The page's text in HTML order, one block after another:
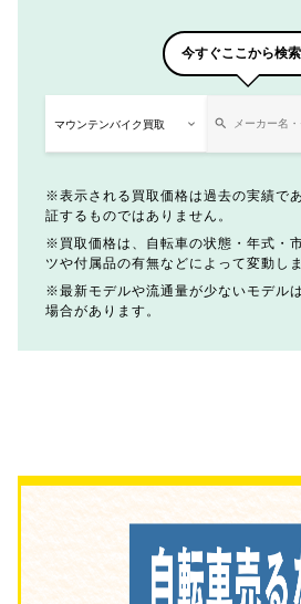
今すぐここから検索
表示される買取価格は過去の実績で
証するものではありません。
買取価格は、自転車の状態・年式・
ツや付属品の有無などによって変動しま
最新モデルや流通量が少ないモデル
場合があります。